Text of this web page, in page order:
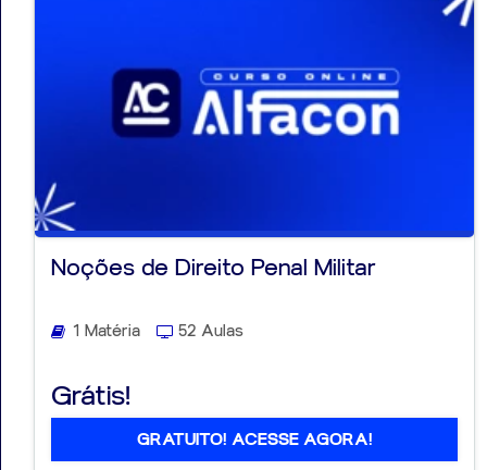
Noções de Direito Penal Militar
1 Matéria 52 Aulas
Grátis!
GRATUITO! ACESSE AGORA!